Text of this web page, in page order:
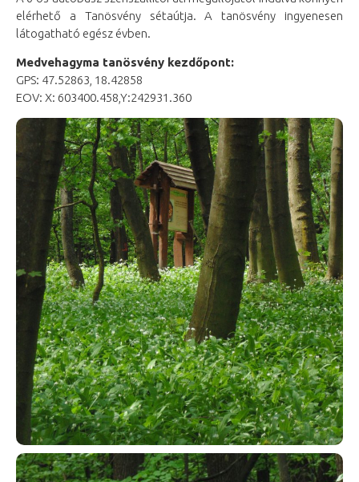
elérhető a Tanösvény sétaútja. A tanösvény ingyenesen
látogatható egész évben.
Medvehagyma tanösvény kezdőpont:
GPS: 47.52863, 18.42858
EOV: X: 603400.458,Y:242931.360